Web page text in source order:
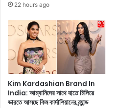
ড়া
চ্ছে
!
প
র
জ
রে
ই
22 hours ago
Kim Kardashian Brand In
India: আম্বানিদের সাথে হাতে মিলিয়ে
ভারতে আসছে কিম কার্দাশিয়ানের ব্র্যান্ড